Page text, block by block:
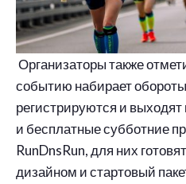
Организаторы также
событию набирает
регистрируются и
и бесплатные субботние
RunDnsRun, для них
дизайном и стартовый